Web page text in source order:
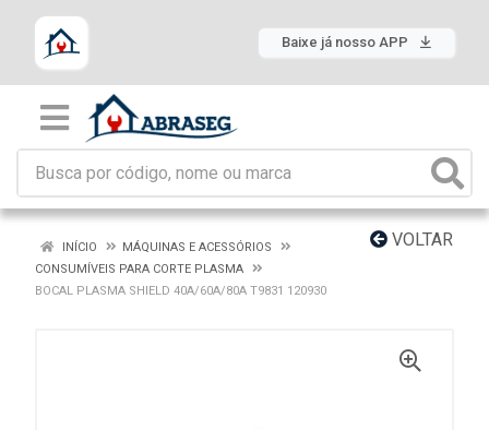
Baixe já nosso APP
VOLTAR
INÍCIO
MÁQUINAS E ACESSÓRIOS
CONSUMÍVEIS PARA CORTE PLASMA
BOCAL PLASMA SHIELD 40A/60A/80A T9831 120930